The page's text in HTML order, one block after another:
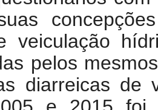
veiculação
pelos
diarreicas de